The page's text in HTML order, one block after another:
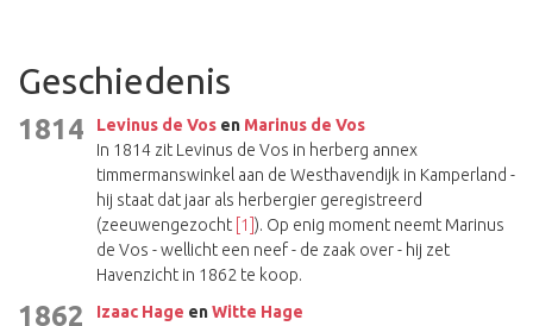
Geschiedenis
1814 Levinus de Vos en Marinus de Vos
In 1814 zit Levinus de Vos in herberg annex
timmermanswinkel aan de Westhavendijk in Kamperland -
hij staat dat jaar als herbergier geregistreerd
(zeeuwengezocht [1] ). Op enig moment neemt Marinus
de Vos - wellicht een neef - de zaak over - hij zet
Havenzicht in 1862 te koop.
1862 Izaac Hage enWitte Hage